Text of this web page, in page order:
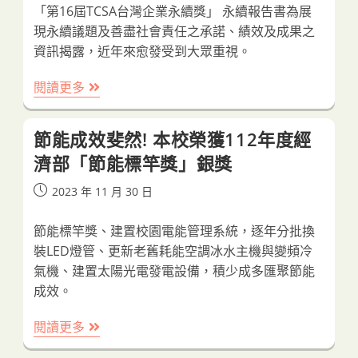
「第16屆TCSA台灣企業永續獎」 永續報告書為展
現永續議題及善盡社會責任之承諾、績效及成果之
資訊揭露，近年來愈發受到大眾重視。
閱讀更多 狂
賀！
本
再
度
榮
獲
2023TCSA
永
報
告
書
銀
獎
節能成效斐然! 本校榮獲112年度經
濟部「節能標竿獎」銀獎
Post2023 年 11 月 30 日
節能標竿獎、建置校園電能管理系統，逐年分批換
裝LED燈管、更新老舊耗能空調冰水主機與變頻冷
氣機、建置太陽光電發電設備，積少成多匯聚節能
成效。
閱讀更多 節
能
成